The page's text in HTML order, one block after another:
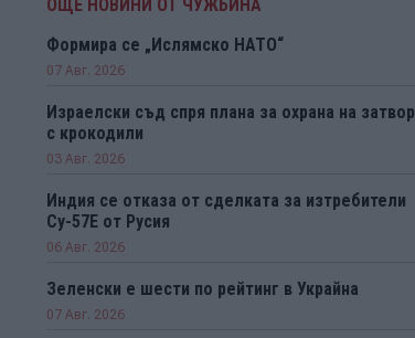
ОЩЕ НОВИНИ ОТ ЧУЖБИНА
Формира се „Ислямско НАТО“
07 Авг. 2026
Израелски съд спря плана за охрана на затвор
с крокодили
03 Авг. 2026
Индия се отказа от сделката за изтребители
Су-57Е от Русия
06 Авг. 2026
Зеленски е шести по рейтинг в Украйна
07 Авг. 2026